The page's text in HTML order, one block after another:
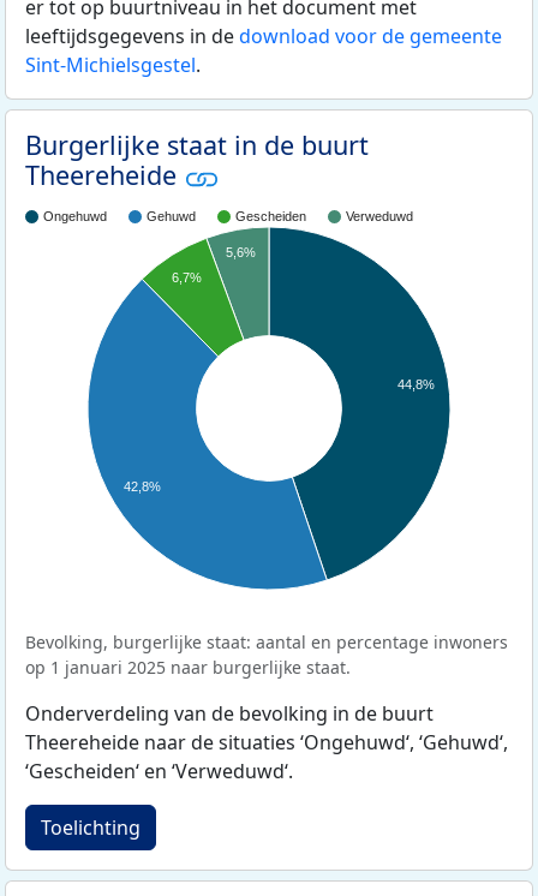
er tot op buurtniveau in het document met
leeftijdsgegevens in dedownload voor de gemeente
Sint-Michielsgestel.
Burgerlijke staat in de buurt
Theereheide
Ongehuwd Gehuwd Gescheiden Verweduwd
44,8%
5,6%
6,7%
42,8%
Bevolking, burgerlijke staat: aantal en percentage inwoners
op 1 januari 2025 naar burgerlijke staat.
Onderverdeling van de bevolking in de buurt
Theereheide naar de situaties ‘Ongehuwd‘, ‘Gehuwd‘,
‘Gescheiden‘ en ‘Verweduwd‘.
Toelichting